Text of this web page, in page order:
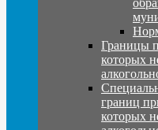
Границы
которых
границ
которых